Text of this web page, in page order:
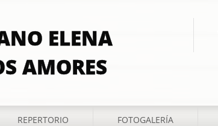
ELENA
AMORES
REPERTORIO FOTOGALERÍA